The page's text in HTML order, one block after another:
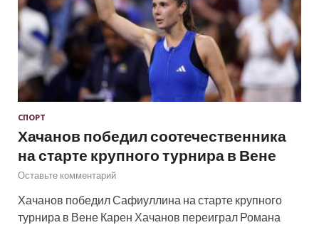
СПОРТ
Хачанов победил соотечественника
на старте крупного турнира в Вене
Оставьте комментарий
Хачанов победил Сафиуллина на старте крупного
турнира в Вене Карен Хачанов переиграл Романа